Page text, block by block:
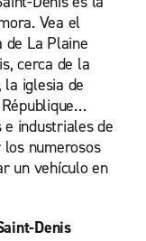
Vea el
de La Plaine
cerca de la
iglesia de
industriales de
numerosos
un vehículo en
Denis